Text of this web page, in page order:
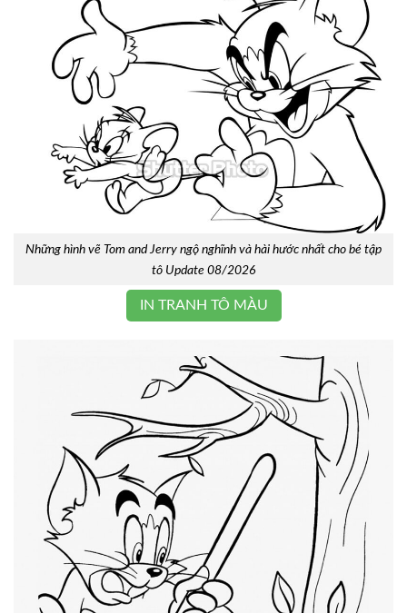
Những hình vẽ Tom and Jerry ngộ nghĩnh và hài hước nhất cho bé tập
tô Update 08/2026
IN TRANH TÔ MÀU